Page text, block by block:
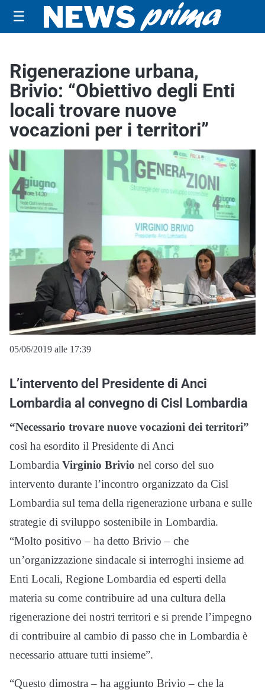
☰
Rigenerazione urbana,
Brivio: “Obiettivo degli Enti
locali trovare nuove
vocazioni per i territori”
05/06/2019 alle 17:39
L’intervento del Presidente di Anci
Lombardia al convegno di Cisl Lombardia
“Necessario trovare nuove vocazioni dei territori”
così ha esordito il Presidente di Anci
Lombardia Virginio Brivio nel corso del suo
intervento durante l’incontro organizzato da Cisl
Lombardia sul tema della rigenerazione urbana e sulle
strategie di sviluppo sostenibile in Lombardia.
“Molto positivo – ha detto Brivio – che
un’organizzazione sindacale si interroghi insieme ad
Enti Locali, Regione Lombardia ed esperti della
materia su come contribuire ad una cultura della
rigenerazione dei nostri territori e si prende l’impegno
di contribuire al cambio di passo che in Lombardia è
necessario attuare tutti insieme”.
“Questo dimostra – ha aggiunto Brivio – che la